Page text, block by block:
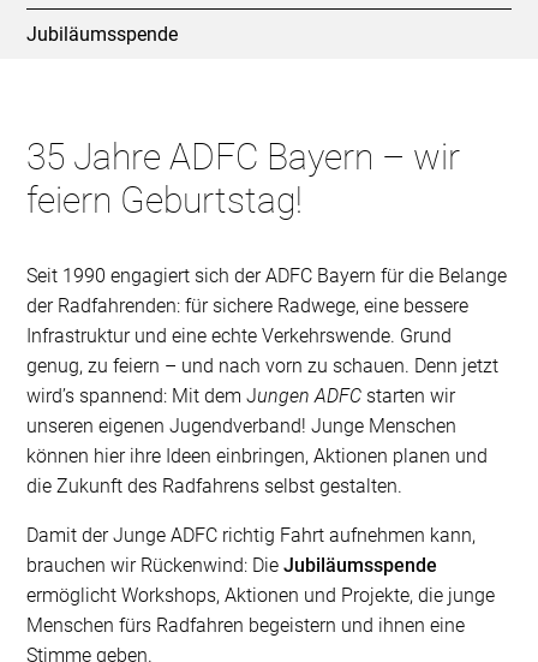
Jubiläumsspende
35 Jahre ADFC Bayern – wir
feiern Geburtstag!
Seit 1990 engagiert sich der ADFC Bayern für die Belange
der Radfahrenden: für sichere Radwege, eine bessere
Infrastruktur und eine echte Verkehrswende. Grund
genug, zu feiern – und nach vorn zu schauen. Denn jetzt
wird’s spannend: Mit dem Jungen ADFC starten wir
unseren eigenen Jugendverband! Junge Menschen
können hier ihre Ideen einbringen, Aktionen planen und
die Zukunft des Radfahrens selbst gestalten.
Damit der Junge ADFC richtig Fahrt aufnehmen kann,
brauchen wir Rückenwind: DieJubiläumsspende
ermöglicht Workshops, Aktionen und Projekte, die junge
Menschen fürs Radfahren begeistern und ihnen eine
Stimme geben.